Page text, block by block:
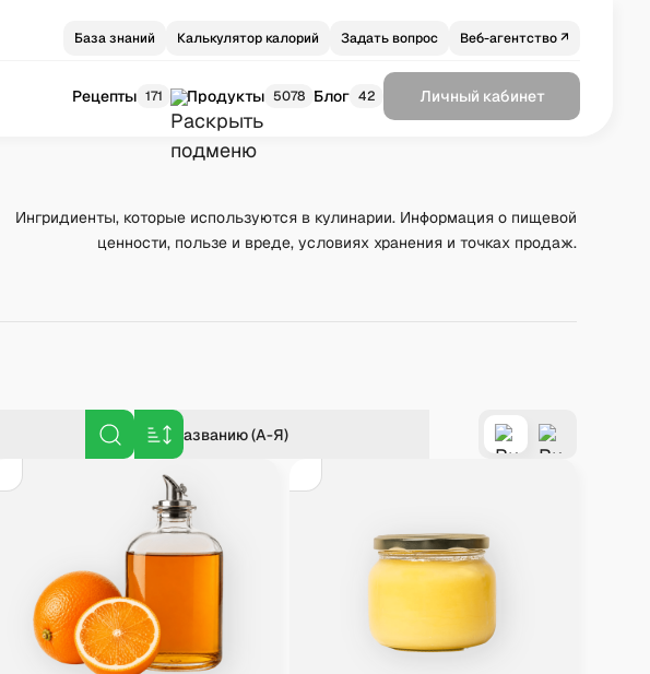
База знаний Калькулятор калорий Задать вопрос Веб-агентство ↗
Рецепты 171 Продукты 5078 Блог 42 Личный кабинет
Ингридиенты, которые используются в кулинарии. Информация о пищевой
ценности, пользе и вреде, условиях хранения и точках продаж.
По названию (А-Я)